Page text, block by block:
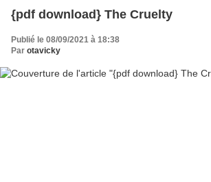
{pdf download} The Cruelty
Publié le 08/09/2021 à 18:38
Par otavicky